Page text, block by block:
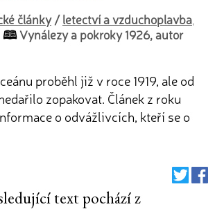
články/letectví a vzduchoplavba
Vynálezy a pokroky 1926, autor
proběhl již v roce 1919, ale od
zopakovat. Článek z roku
o odvážlivcích, kteří se o
text pochází z